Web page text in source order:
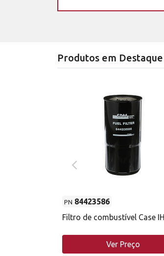
Produtos em Destaque
PN 84423586
Filtro de combustível Case IH
Ver Preço